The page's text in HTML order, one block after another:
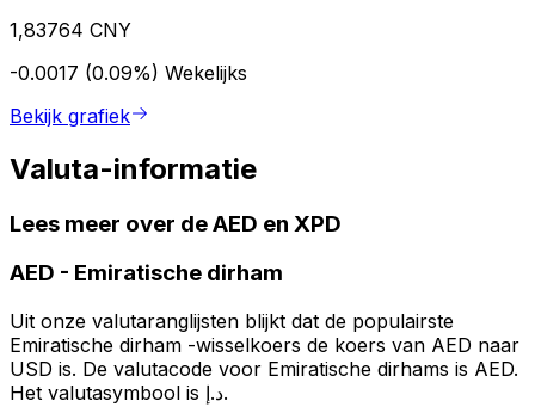
1,83764 CNY
-0.0017 (0.09%) Wekelijks
Bekijk grafiek
Valuta-informatie
Lees meer over de AED en XPD
AED - Emiratische dirham
Uit onze valutaranglijsten blijkt dat de populairste
Emiratische dirham -wisselkoers de koers van AED naar
USD is. De valutacode voor Emiratische dirhams is AED.
Het valutasymbool is د.إ.